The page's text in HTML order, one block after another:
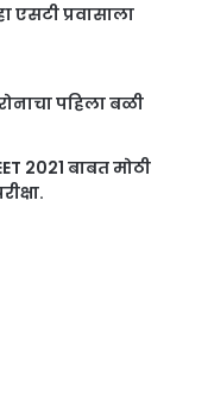
एसटी प्रवासाला
पहिला बळी
2021 बाबत मोठी